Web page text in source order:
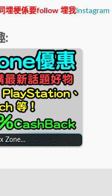
同埋梗係要follow 埋我 Instagram
:
Zone…